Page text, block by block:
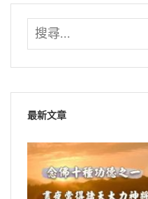
最新文章